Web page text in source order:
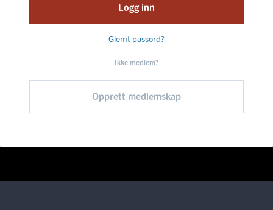
Logg inn
Glemt passord?
Ikke medlem?
Opprett medlemskap